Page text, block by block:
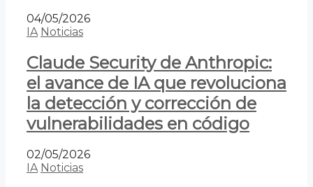
04/05/2026
IA Noticias
Claude Security de Anthropic:
el avance de IA que revoluciona
la detección y corrección de
vulnerabilidades en código
02/05/2026
IA Noticias